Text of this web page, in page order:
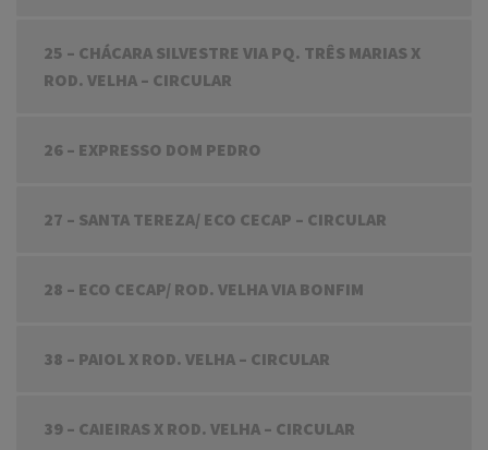
25 – CHÁCARA SILVESTRE VIA PQ. TRÊS MARIAS X
ROD. VELHA – CIRCULAR
26 – EXPRESSO DOM PEDRO
27 – SANTA TEREZA/ ECO CECAP – CIRCULAR
28 – ECO CECAP/ ROD. VELHA VIA BONFIM
38 – PAIOL X ROD. VELHA – CIRCULAR
39 – CAIEIRAS X ROD. VELHA – CIRCULAR